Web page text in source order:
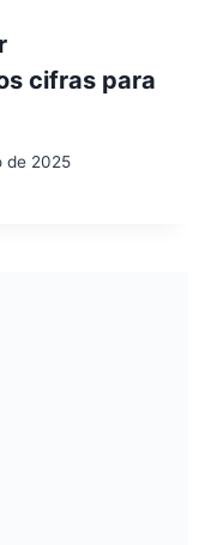
cifras para
de 2025